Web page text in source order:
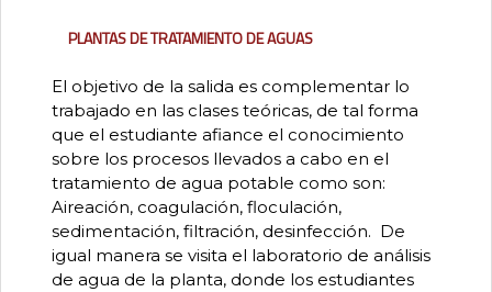
Plantas de tratamiento de aguas
El objetivo de la salida es complementar lo
trabajado en las clases teóricas, de tal forma
que el estudiante afiance el conocimiento
sobre los procesos llevados a cabo en el
tratamiento de agua potable como son:
Aireación, coagulación, floculación,
sedimentación, filtración, desinfección. De
igual manera se visita el laboratorio de análisis
de agua de la planta, donde los estudiantes